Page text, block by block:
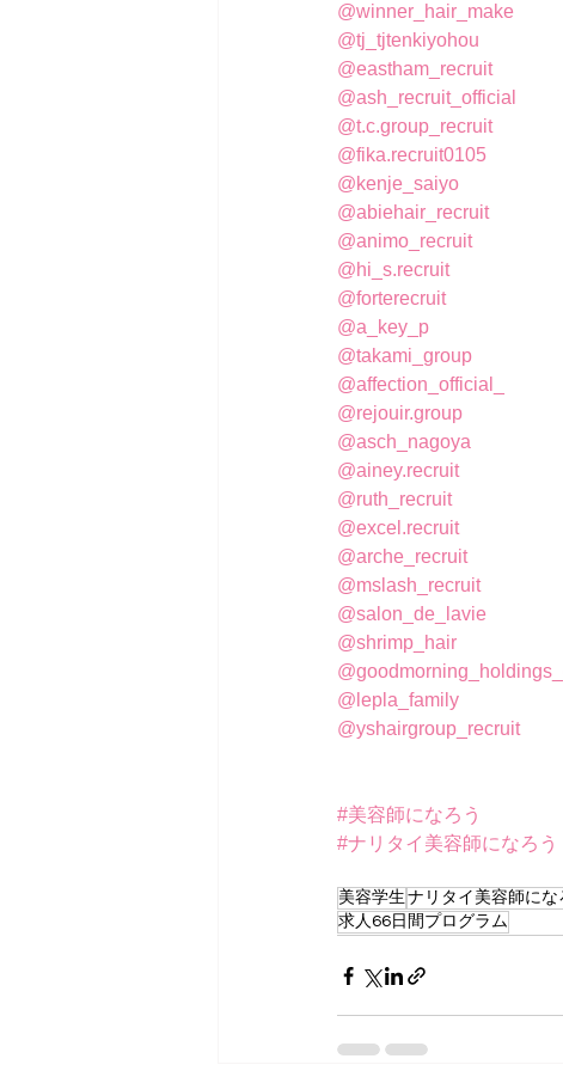
@winner_hair_make
@tj_tjtenkiyohou
@eastham_recruit
@ash_recruit_official
@t.c.group_recruit
@fika.recruit0105
@kenje_saiyo
@abiehair_recruit
@animo_recruit
@hi_s.recruit
@forterecruit
@a_key_p
@takami_group
@affection_official_
@rejouir.group
@asch_nagoya
@ainey.recruit
@ruth_recruit
@excel.recruit
@arche_recruit
@mslash_recruit
@salon_de_lavie
@shrimp_hair
@lepla_family
@yshairgroup_recruit
#美容師になろう
#ナリタイ美容師になろう
美容学生 ナリタイ美容師にな
求人66日間プログラム